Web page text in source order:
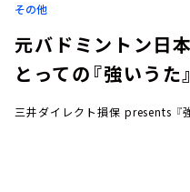
その他
元バドミントン日
とっての『強いうた
三井ダイレクト損保 presents 『